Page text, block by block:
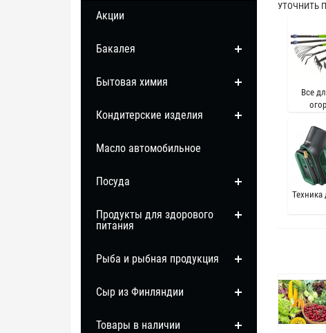
Акции
Бакалея
Бытовая химия
Кондитерские изделия
Масло автомобильное
Посуда
Продукты для здорового
питания
Рыба и рыбная продукция
Сыр из Финляндии
Товары в наличии
УТОЧНИТЬ
Все
Техника